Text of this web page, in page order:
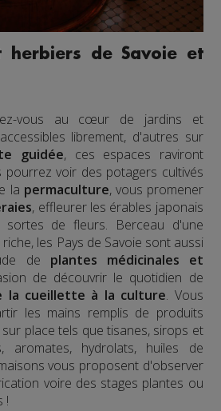
herbiers de Savoie et
vous au cœur de jardins et
librement, d'autres sur
guidée, ces espaces raviront
pourrez voir des potagers cultivés
la permaculture, vous promener
, effleurer les érables japonais
de fleurs. Berceau d'une
les Pays de Savoie sont aussi
de plantes médicinales et
de découvrir le quotidien de
la cueillette à la culture. Vous
les mains remplis de produits
place tels que tisanes, sirops et
aromates, hydrolats, huiles de
vous proposent d'observer
voire des stages plantes ou
!